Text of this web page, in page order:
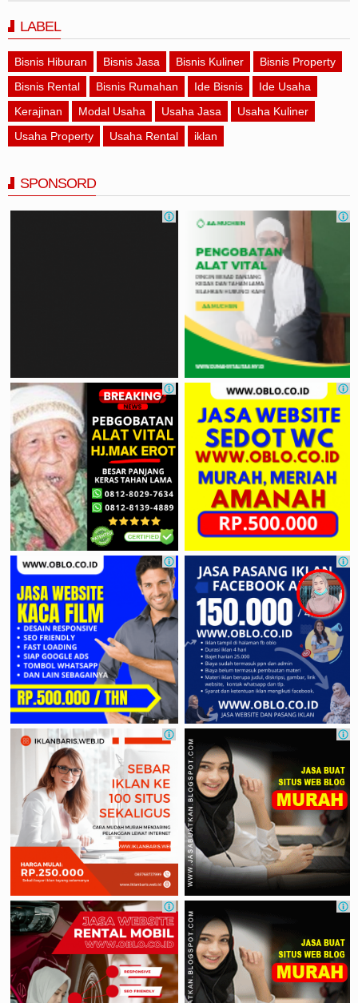
LABEL
Bisnis Hiburan Bisnis Jasa Bisnis Kuliner
Bisnis Property
Bisnis Rental
Bisnis Rumahan Ide Bisnis
Ide Usaha
Kerajinan
Modal Usaha Usaha Jasa
Usaha Kuliner
Usaha Property
Usaha Rental iklan
SPONSORD